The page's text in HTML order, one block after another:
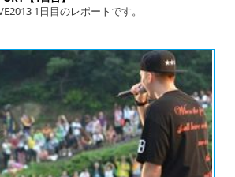
1日目のレポートです。